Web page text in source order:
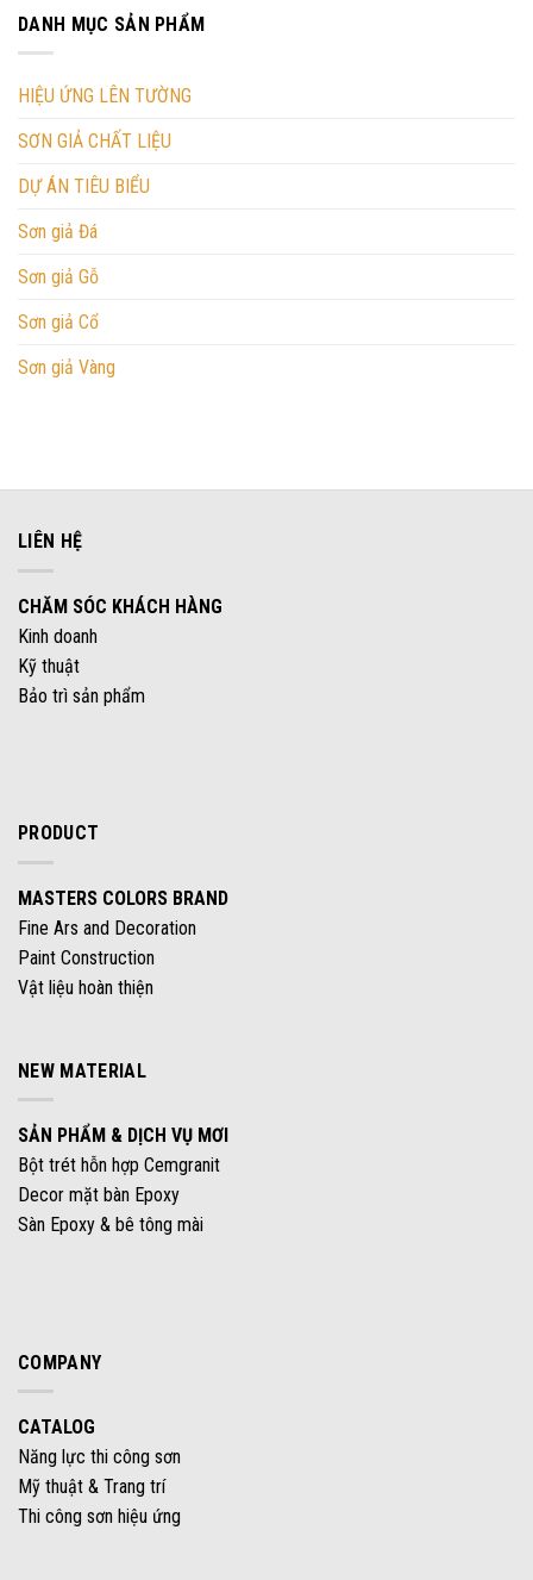
DANH MỤC SẢN PHẨM
HIỆU ỨNG LÊN TƯỜNG
SƠN GIẢ CHẤT LIỆU
DỰ ÁN TIÊU BIỂU
Sơn giả Đá
Sơn giả Gỗ
Sơn giả Cổ
Sơn giả Vàng
LIÊN HỆ
CHĂM SÓC KHÁCH HÀNG
Kinh doanh
Kỹ thuật
Bảo trì sản phẩm
PRODUCT
MASTERS COLORS BRAND
Fine Ars and Decoration
Paint Construction
Vật liệu hoàn thiện
NEW MATERIAL
SẢN PHẨM & DỊCH VỤ MƠI
Bột trét hỗn hợp Cemgranit
Decor mặt bàn Epoxy
Sàn Epoxy & bê tông mài
COMPANY
CATALOG
Năng lực thi công sơn
Mỹ thuật & Trang trí
Thi công sơn hiệu ứng